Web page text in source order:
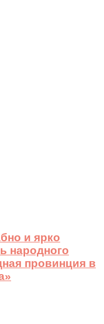
и ярко
народного
провинция в